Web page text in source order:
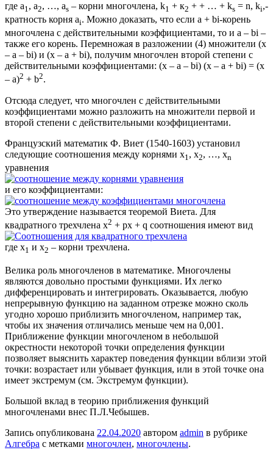
где а1, а2, …, аs – корни многочлена, k1 + к2 + + … + ks = n, ki,-
кратность корня аi. Можно доказать, что если a + bi-корень
многочлена с действительными коэффициентами, то и а – bi –
также его корень. Перемножая в разложении (4) множители (х
– а – bi) и (х – а + bi), получим многочлен второй степени с
действительными коэффициентами: (х – а – bi) (х – а + bi) = (х
– а)2 + b2.
Отсюда следует, что многочлен с действительными
коэффициентами можно разложить на множители первой и
второй степени с действительными коэффициентами.
Французский математик Ф. Виет (1540-1603) установил
следующие соотношения между корнями x1 , x2, …, xn
уравнения
и его коэффициентами:
Это утверждение называется теоремой Виета. Для
квадратного трехчлена х2 + рх + q соотношения имеют вид
где x1 и x2 – корни трехчлена.
Велика роль многочленов в математике. Многочлены
являются довольно простыми функциями. Их легко
дифференцировать и интегрировать. Оказывается, любую
непрерывную функцию на заданном отрезке можно сколь
угодно хорошо приблизить многочленом, например так,
чтобы их значения отличались меньше чем на 0,001.
Приближение функции многочленом в небольшой
окрестности некоторой точки определения функции
позволяет выяснить характер поведения функции вблизи этой
точки: возрастает или убывает функция, или в этой точке она
имеет экстремум (см. Экстремум функции).
Большой вклад в теорию приближения функций
многочленами внес П.Л.Чебышев.
Запись опубликована 22.04.2020 автором admin в рубрике
Алгебра с метками многочлен, многочлены.